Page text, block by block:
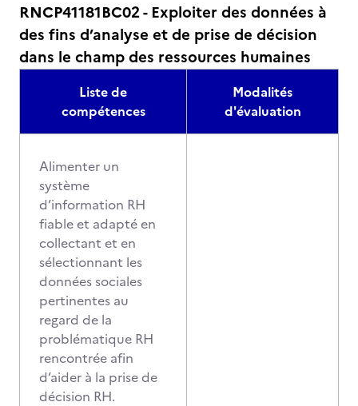
RNCP41181BC02 - Exploiter des données à
des fins d’analyse et de prise de décision
dans le champ des ressources humaines
Liste de
compétences
Modalités
d'évaluation
Alimenter un
système
d’information RH
fiable et adapté en
collectant et en
sélectionnant les
données sociales
pertinentes au
regard de la
problématique RH
rencontrée afin
d’aider à la prise de
décision RH.